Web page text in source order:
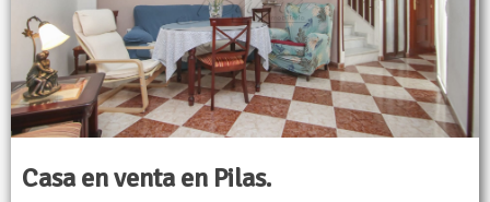
Casa en venta en Pilas.